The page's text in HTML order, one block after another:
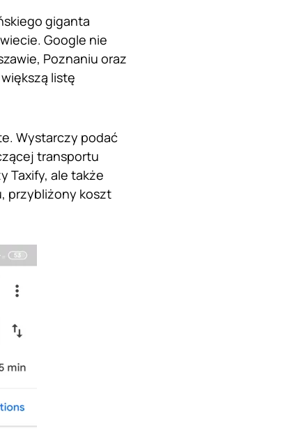
giganta
Google nie
Poznaniu oraz
listę
Wystarczy podać
transportu
Taxify, ale także
przybliżony koszt